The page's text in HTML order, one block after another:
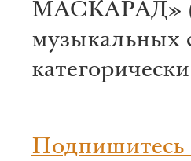
МАСКАРАД»
музыкальных
Подпишитесь